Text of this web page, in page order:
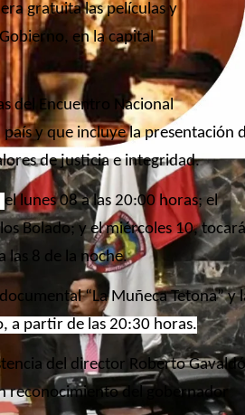
gratuita las películas y
en la capital
del Encuentro Nacional
y que incluye la presentación
de justicia e integridad.
el lunes 08 a las 20:00 horas; el
Bolado; y el miércoles 10,
las 8 de la noche.
“La Muñeca Tetona” y
a partir de las 20:30 horas.
del director Roberto
reconocimiento del gobernador